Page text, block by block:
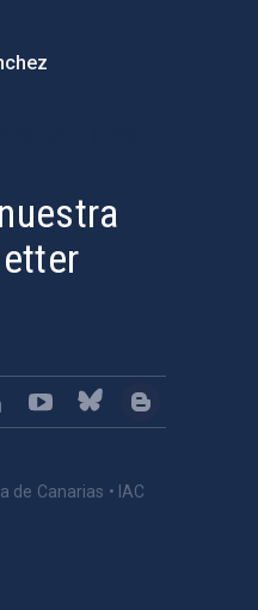
de Canarias • IAC